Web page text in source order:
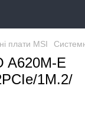
плати MSI
A620M-E
1M.2/